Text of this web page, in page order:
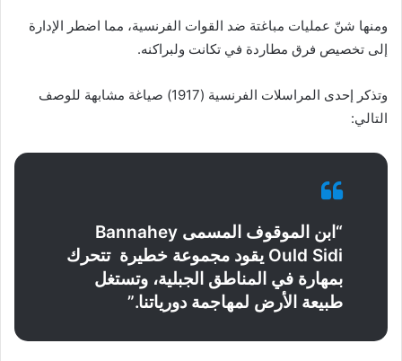
ومنها شنّ عمليات مباغتة ضد القوات الفرنسية، مما اضطر الإدارة
إلى تخصيص فرق مطاردة في تكانت ولبراكنه.
وتذكر إحدى المراسلات الفرنسية (1917) صياغة مشابهة للوصف
التالي:
“ابن الموقوف المسمى Bannahey
Ould Sidi يقود مجموعة خطيرة تتحرك
بمهارة في المناطق الجبلية، وتستغل
طبيعة الأرض لمهاجمة دورياتنا.”